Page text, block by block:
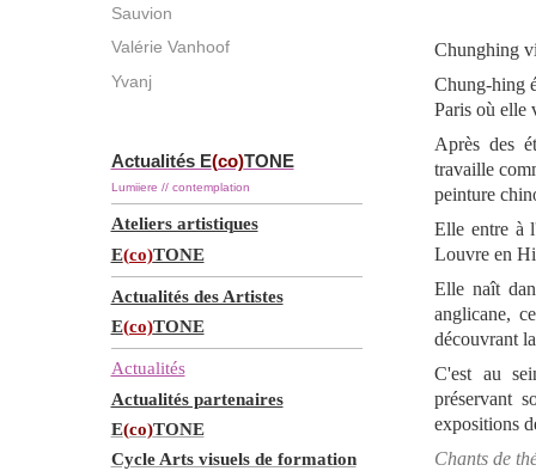
Chunghing
Chung-hing
Paris où elle
Après des
travaille
peinture
Elle entre à
Louvre en
Elle naît
anglicane,
découvrant
C'est au
préservant
expositions
Chants de
Sauvion
Valérie Vanhoof
Yvanj
Actualités E(co)TONE
Lumiiere // contemplation
Ateliers artistiques
E(co)TONE
Actualités des Artistes
E(co)TONE
Actualités
Actualités partenaires
E(co)TONE
Cycle Arts visuels de formation